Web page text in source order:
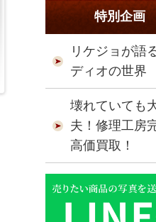
特別企画
リケジョが語
ディオの世界
壊れていても
夫！修理工房
高価買取！